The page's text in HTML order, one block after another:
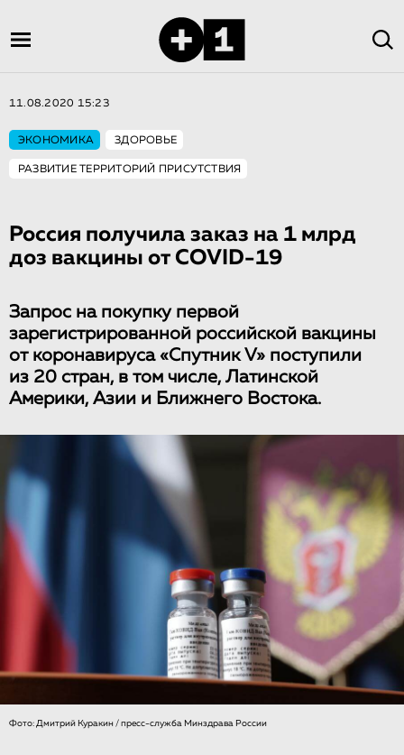
11.08.2020 15:23
ЭКОНОМИКА ЗДОРОВЬЕ
РАЗВИТИЕ ТЕРРИТОРИЙ ПРИСУТСТВИЯ
Россия получила заказ на 1 млрд
доз вакцины от COVID-19
Запрос на покупку первой
зарегистрированной российской вакцины
от коронавируса «Спутник V» поступили
из 20 стран, в том числе, Латинской
Америки, Азии и Ближнего Востока.
Фото: Дмитрий Куракин / пресс-служба Минздрава России